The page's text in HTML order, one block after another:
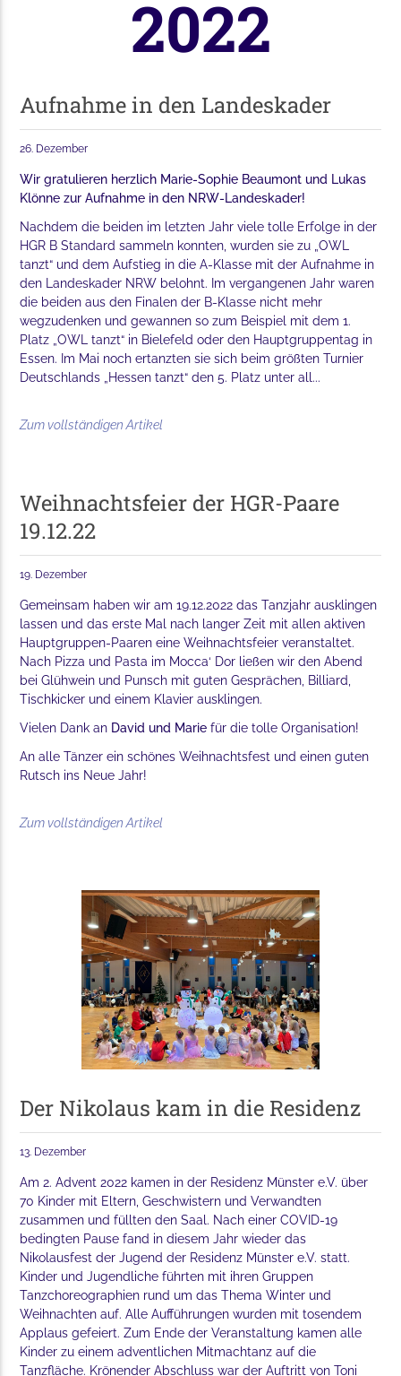
2022
Aufnahme in den Landeskader
26. Dezember
Wir gratulieren herzlich Marie-Sophie Beaumont und Lukas
Klönne zur Aufnahme in den NRW-Landeskader!
Nachdem die beiden im letzten Jahr viele tolle Erfolge in der
HGR B Standard sammeln konnten, wurden sie zu „OWL
tanzt“ und dem Aufstieg in die A-Klasse mit der Aufnahme in
den Landeskader NRW belohnt. Im vergangenen Jahr waren
die beiden aus den Finalen der B-Klasse nicht mehr
wegzudenken und gewannen so zum Beispiel mit dem 1.
Platz „OWL tanzt“ in Bielefeld oder den Hauptgruppentag in
Essen. Im Mai noch ertanzten sie sich beim größten Turnier
Deutschlands „Hessen tanzt“ den 5. Platz unter all...
Zum vollständigen Artikel
Weihnachtsfeier der HGR-Paare
19.12.22
19. Dezember
Gemeinsam haben wir am 19.12.2022 das Tanzjahr ausklingen
lassen und das erste Mal nach langer Zeit mit allen aktiven
Hauptgruppen-Paaren eine Weihnachtsfeier veranstaltet.
Nach Pizza und Pasta im Mocca‘ Dor ließen wir den Abend
bei Glühwein und Punsch mit guten Gesprächen, Billiard,
Tischkicker und einem Klavier ausklingen.
Vielen Dank an David und Marie für die tolle Organisation!
An alle Tänzer ein schönes Weihnachtsfest und einen guten
Rutsch ins Neue Jahr!
Zum vollständigen Artikel
Der Nikolaus kam in die Residenz
13. Dezember
Am 2. Advent 2022 kamen in der Residenz Münster e.V. über
70 Kinder mit Eltern, Geschwistern und Verwandten
zusammen und füllten den Saal. Nach einer COVID-19
bedingten Pause fand in diesem Jahr wieder das
Nikolausfest der Jugend der Residenz Münster e.V. statt.
Kinder und Jugendliche führten mit ihren Gruppen
Tanzchoreographien rund um das Thema Winter und
Weihnachten auf. Alle Aufführungen wurden mit tosendem
Applaus gefeiert. Zum Ende der Veranstaltung kamen alle
Kinder zu einem adventlichen Mitmachtanz auf die
Tanzfläche. Krönender Abschluss war der Auftritt von Toni